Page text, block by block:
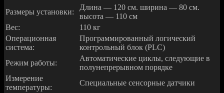
Размеры установки:
Длина — 120 см. ширина — 80 см.
высота — 110 см
Вес:
110 кг
Операционная
система:
Программированный логический
контрольный блок (PLC)
Режим работы:
Автоматические циклы, следующие в
полунепрерывном порядке
Измерение
температуры:
Специальные сенсорные датчики